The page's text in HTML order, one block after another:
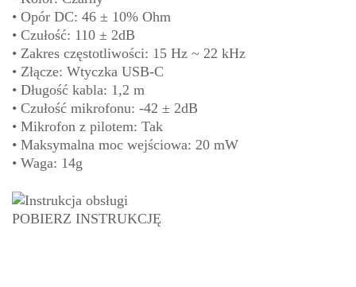
• Opór DC: 46 ± 10% Ohm
• Czułość: 110 ± 2dB
• Zakres częstotliwości: 15 Hz ~ 22 kHz
• Złącze: Wtyczka USB-C
• Długość kabla: 1,2 m
• Czułość mikrofonu: -42 ± 2dB
• Mikrofon z pilotem: Tak
• Maksymalna moc wejściowa: 20 mW
• Waga: 14g
POBIERZ INSTRUKCJĘ